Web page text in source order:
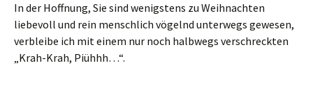
In der Hoffnung, Sie sind wenigstens zu Weihnachten
liebevoll und rein menschlich vögelnd unterwegs gewesen,
verbleibe ich mit einem nur noch halbwegs verschreckten
„Krah-Krah, Piühhh…“.